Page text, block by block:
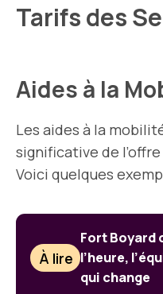
Tarifs des
Aides à la
Les aides à la
significative de
Voici quelques
À lire
Fort Boyard
l’heure,
qui change